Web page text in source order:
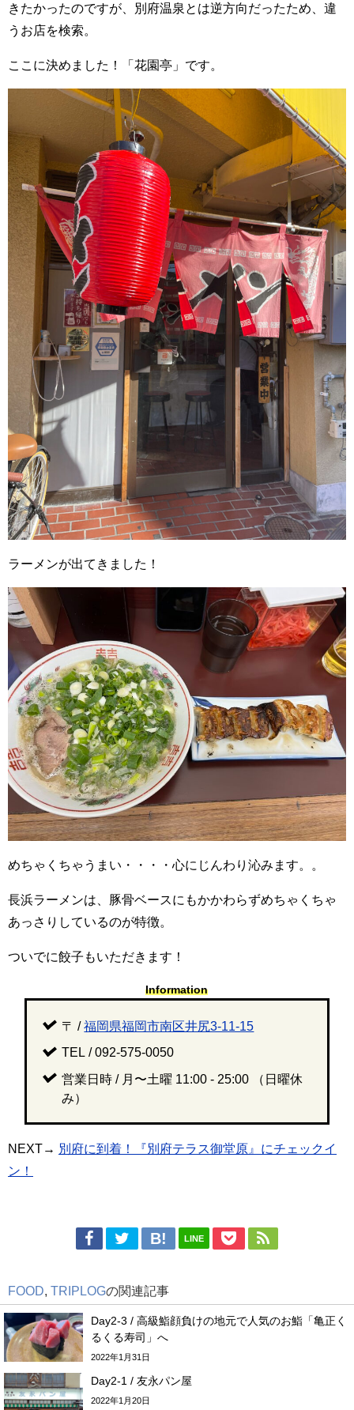
きたかったのですが、別府温泉とは逆方向だったため、違
うお店を検索。
ここに決めました！「花園亭」です。
ラーメンが出てきました！
めちゃくちゃうまい・・・・心にじんわり沁みます。。
長浜ラーメンは、豚骨ベースにもかかわらずめちゃくちゃ
あっさりしているのが特徴。
ついでに餃子もいただきます！
Information
〒 /福岡県福岡市南区井尻3-11-15
TEL / 092-575-0050
営業日時 / 月〜土曜 11:00 - 25:00 （日曜休
み）
NEXT→ 別府に到着！『別府テラス御堂原』にチェックイ
ン！
LINE
FOOD TRIPLOGの関連記事
Day2-3 / 高級鮨顔負けの地元で人気のお鮨「亀正く
るくる寿司」へ
2022年1月31日
Day2-1 / 友永パン屋
2022年1月20日